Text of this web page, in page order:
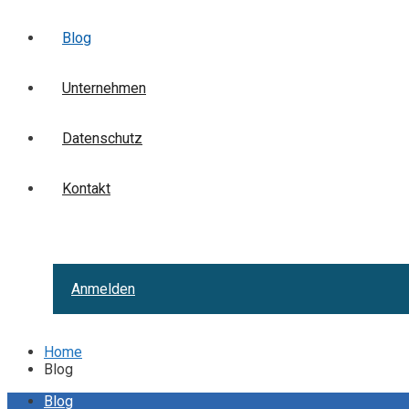
Blog
Unternehmen
Datenschutz
Kontakt
Anmelden
Home
Blog
Blog